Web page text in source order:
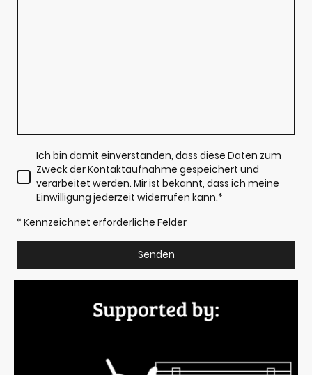
Ich bin damit einverstanden, dass diese Daten zum
Zweck der Kontaktaufnahme gespeichert und
verarbeitet werden. Mir ist bekannt, dass ich meine
Einwilligung jederzeit widerrufen kann.*
* Kennzeichnet erforderliche Felder
Senden